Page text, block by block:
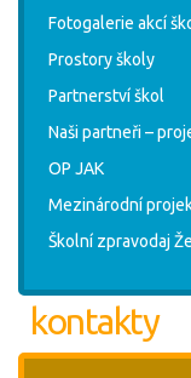
Fotogalerie akcí
Prostory školy
Partnerství škol
Naši partneři –
OP JAK
Mezinárodní
Školní zpravodaj
kontakty